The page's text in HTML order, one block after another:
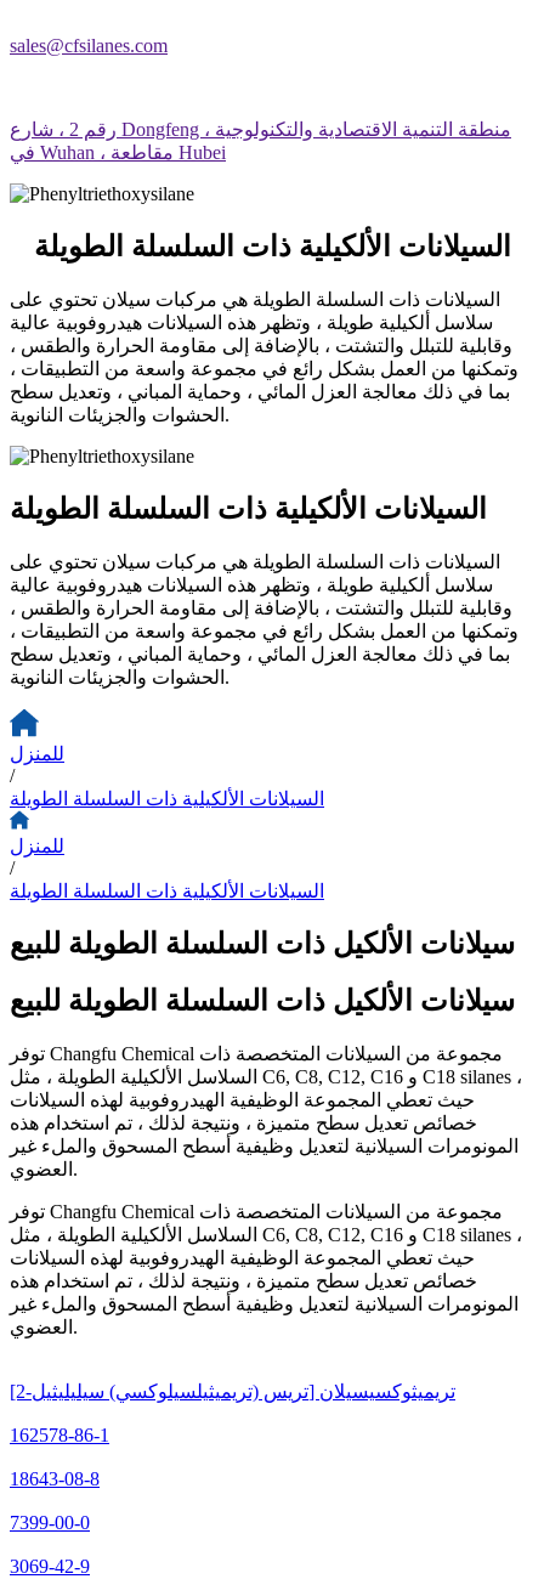
sales@cfsilanes.com
رقم 2 ، شارع Dongfeng ، منطقة التنمية الاقتصادية والتكنولوجية
في Wuhan ، مقاطعة Hubei
السيلانات الألكيلية ذات السلسلة الطويلة
السيلانات ذات السلسلة الطويلة هي مركبات سيلان تحتوي على
سلاسل ألكيلية طويلة ، وتظهر هذه السيلانات هيدروفوبية عالية
وقابلية للتبلل والتشتت ، بالإضافة إلى مقاومة الحرارة والطقس ،
وتمكنها من العمل بشكل رائع في مجموعة واسعة من التطبيقات ،
بما في ذلك معالجة العزل المائي ، وحماية المباني ، وتعديل سطح
الحشوات والجزيئات النانوية.
السيلانات الألكيلية ذات السلسلة الطويلة
السيلانات ذات السلسلة الطويلة هي مركبات سيلان تحتوي على
سلاسل ألكيلية طويلة ، وتظهر هذه السيلانات هيدروفوبية عالية
وقابلية للتبلل والتشتت ، بالإضافة إلى مقاومة الحرارة والطقس ،
وتمكنها من العمل بشكل رائع في مجموعة واسعة من التطبيقات ،
بما في ذلك معالجة العزل المائي ، وحماية المباني ، وتعديل سطح
الحشوات والجزيئات النانوية.
للمنزل
/
السيلانات الألكيلية ذات السلسلة الطويلة
للمنزل
/
السيلانات الألكيلية ذات السلسلة الطويلة
سيلانات الألكيل ذات السلسلة الطويلة للبيع
سيلانات الألكيل ذات السلسلة الطويلة للبيع
توفر Changfu Chemical مجموعة من السيلانات المتخصصة ذات
السلاسل الألكيلية الطويلة ، مثل C6, C8, C12, C16 و C18 silanes ،
حيث تعطي المجموعة الوظيفية الهيدروفوبية لهذه السيلانات
خصائص تعديل سطح متميزة ، ونتيجة لذلك ، تم استخدام هذه
المونومرات السيلانية لتعديل وظيفية أسطح المسحوق والملء غير
العضوي.
توفر Changfu Chemical مجموعة من السيلانات المتخصصة ذات
السلاسل الألكيلية الطويلة ، مثل C6, C8, C12, C16 و C18 silanes ،
حيث تعطي المجموعة الوظيفية الهيدروفوبية لهذه السيلانات
خصائص تعديل سطح متميزة ، ونتيجة لذلك ، تم استخدام هذه
المونومرات السيلانية لتعديل وظيفية أسطح المسحوق والملء غير
العضوي.
[2-تريس (تريميثيلسيلوكسي) سيليليثيل] تريميثوكسيسيلان
162578-86-1
18643-08-8
7399-00-0
3069-42-9